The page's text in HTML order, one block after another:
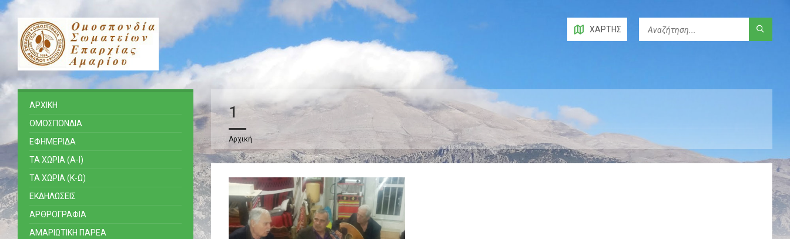
ΧΆΡΤΗΣ
1
Αρχική
ΑΡΧΙΚΗ
ΟΜΟΣΠΟΝΔΙΑ
ΕΦΗΜΕΡΙΔΑ
ΤΑ ΧΩΡΙΑ (Α-Ι)
ΤΑ ΧΩΡΙΑ (Κ-Ω)
ΕΚΔΗΛΩΣΕΙΣ
ΑΡΘΡΟΓΡΑΦΙΑ
ΑΜΑΡΙΩΤΙΚΗ ΠΑΡΕΑ